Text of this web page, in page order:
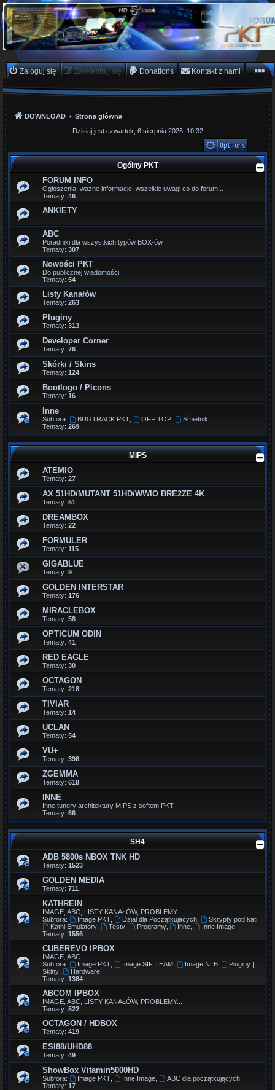
PKTeam - Polish Koders
Team
Hyperion, Enigma, E2, PKT, listy kanałów, oscam
Zaloguj się Zarejestruj się Donations Kontakt z nami
DOWNLOAD
Strona główna
Dzisiaj jest czwartek, 6 sierpnia 2026, 10:32
Ogólny PKT
FORUM INFO
Ogłoszenia, ważne informacje, wszelkie uwagi co do forum...
Tematy: 46
ANKIETY
ABC
Poradniki dla wszystkich typów BOX-ów
Tematy: 307
Nowości PKT
Do publicznej wiadomości
Tematy: 54
Listy Kanałów
Tematy: 263
Pluginy
Tematy: 313
Developer Corner
Tematy: 76
Skórki / Skins
Tematy: 124
Bootlogo / Picons
Tematy: 16
Inne
Subfora: BUGTRACK PKT, OFF TOP,
Śmietnik
Tematy: 269
MIPS
ATEMIO
Tematy: 27
AX 51HD/MUTANT 51HD/WWIO BRE2ZE 4K
Tematy: 51
DREAMBOX
Tematy: 22
FORMULER
Tematy: 115
GIGABLUE
Tematy: 9
GOLDEN INTERSTAR
Tematy: 176
MIRACLEBOX
Tematy: 58
OPTICUM ODIN
Tematy: 41
RED EAGLE
Tematy: 30
OCTAGON
Tematy: 218
TIVIAR
Tematy: 14
UCLAN
Tematy: 54
VU+
Tematy: 396
ZGEMMA
Tematy: 618
INNE
Inne tunery architektury MIPS z softem PKT
Tematy: 66
SH4
ADB 5800s NBOX TNK HD
Tematy: 1523
GOLDEN MEDIA
Tematy: 711
KATHREIN
IMAGE, ABC, LISTY KANAŁÓW, PROBLEMY...
Subfora:
Image PKT, Dział dla Początkujacych, Skrypty pod kati,
Kathi Emulatory, Testy, Programy, Inne
Inne Image
Tematy: 1556
CUBEREVO IPBOX
IMAGE, ABC...
Subfora:
Image PKT, Image SIF TEAM, Image NLB,
Pluginy |
Skiny
Hardware
Tematy: 1384
ABCOM IPBOX
IMAGE, ABC, LISTY KANAŁÓW, PROBLEMY...
Tematy: 522
OCTAGON / HDBOX
Tematy: 419
ESI88/UHD88
Tematy: 49
ShowBox Vitamin5000HD
Subfora: Image PKT, Inne Image,
ABC dla początkujących
Tematy: 17